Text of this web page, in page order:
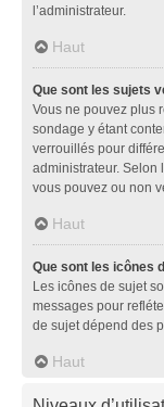
l’administrateur.
Haut
Que sont les sujets
Vous ne pouvez plus
sondage y étant
verrouillés pour
administrateur. Selon
vous pouvez ou non
Haut
Que sont les icônes
Les icônes de sujet
messages pour
de sujet dépend des
Haut